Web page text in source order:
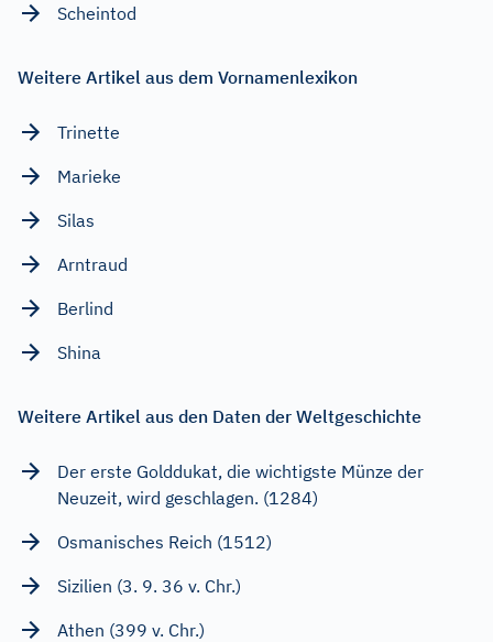
Scheintod
Weitere Artikel aus dem Vornamenlexikon
Trinette
Marieke
Silas
Arntraud
Berlind
Shina
Weitere Artikel aus den Daten der Weltgeschichte
Der erste Golddukat, die wichtigste Münze der
Neuzeit, wird geschlagen. (1284)
Osmanisches Reich (1512)
Sizilien (3. 9. 36 v. Chr.)
Athen (399 v. Chr.)